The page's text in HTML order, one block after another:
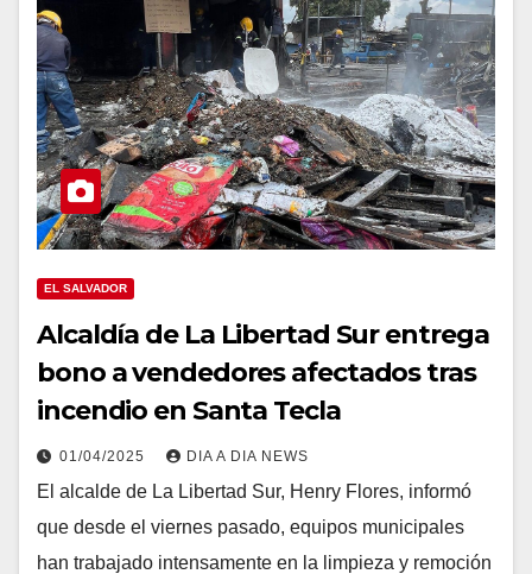
EL SALVADOR
Alcaldía de La Libertad Sur entrega
bono a vendedores afectados tras
incendio en Santa Tecla
01/04/2025 DIA A DIA NEWS
El alcalde de La Libertad Sur, Henry Flores, informó
que desde el viernes pasado, equipos municipales
han trabajado intensamente en la limpieza y remoción